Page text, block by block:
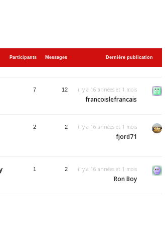
Participants Messages Dernière publication
7 12 il y a 16 années et 1 mois
francoislefrancais
2 2 il y a 16 années et 1 mois
fjord71
1 2 il y a 16 années et 1 mois
Ron Boy